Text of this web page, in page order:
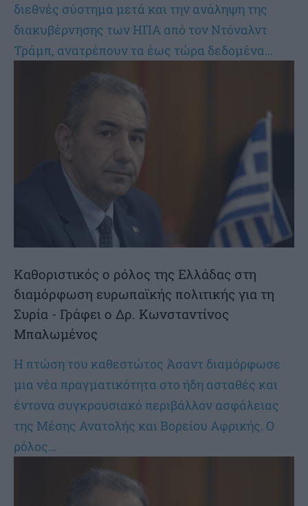
διεθνές σύστημα μετά και την ανάληψη της
διακυβέρνησης των ΗΠΑ από τον Ντόναλντ
Τράμπ, ανατρέπουν τα έως τώρα δεδομένα...
Καθοριστικός ο ρόλος της Ελλάδας στη
διαμόρφωση ευρωπαϊκής πολιτικής για τη
Συρία - Γράφει ο Δρ. Κωνσταντίνος
Μπαλωμένος
Η πτώση του καθεστώτος Άσαντ διαμόρφωσε
μια νέα πραγματικότητα στο ήδη ασταθές και
έντονα συγκρουσιακό περιβάλλον ασφάλειας
της Μέσης Ανατολής και Βορείου Αφρικής. Ο
ρόλος...